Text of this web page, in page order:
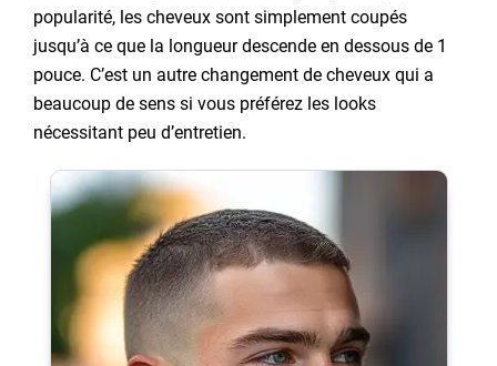
popularité, les cheveux sont simplement coupés
jusqu’à ce que la longueur descende en dessous de 1
pouce. C’est un autre changement de cheveux qui a
beaucoup de sens si vous préférez les looks
nécessitant peu d’entretien.